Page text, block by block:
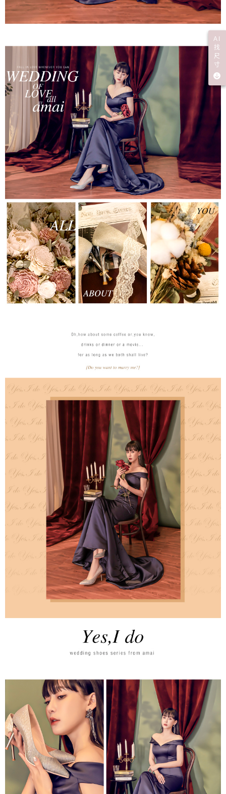
AI
找
尺
寸